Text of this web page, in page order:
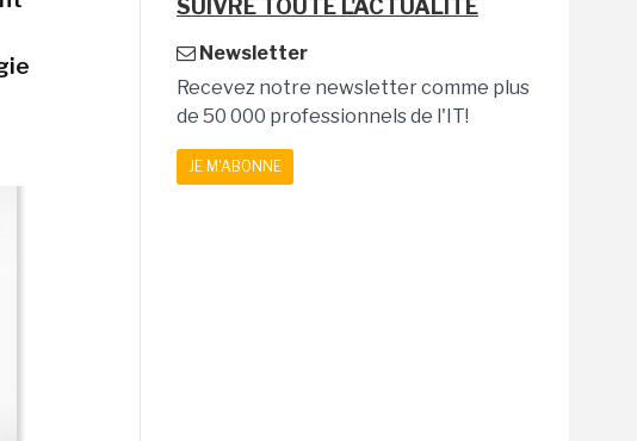
SUIVRE TOUTE L'ACTUALITÉ
Newsletter
Recevez notre newsletter comme plus
de 50 000 professionnels de l'IT!
JE M'ABONNE